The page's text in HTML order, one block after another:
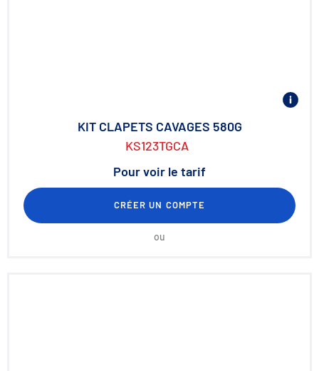
KIT CLAPETS CAVAGES 580G
KS123TGCA
Pour voir le tarif
CRÉER UN COMPTE
ou